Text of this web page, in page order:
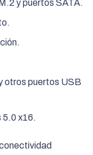
y puertos SATA.
otros puertos USB
5.0 x16.